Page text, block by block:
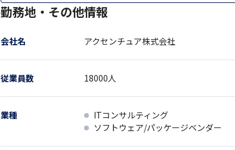
勤務地・その他情報
会社名 アクセンチュア株式会社
従業員数 18000人
業種
ITコンサルティング
ソフトウェア/パッケージベンダー